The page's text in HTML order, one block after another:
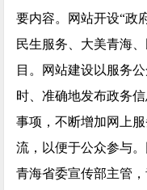
要内容。网站开设“政
民生服务、大美青海
目。网站建设以服务
时、准确地发布政务
事项，不断增加网上
流，以便于公众参与
青海省委宣传部主管